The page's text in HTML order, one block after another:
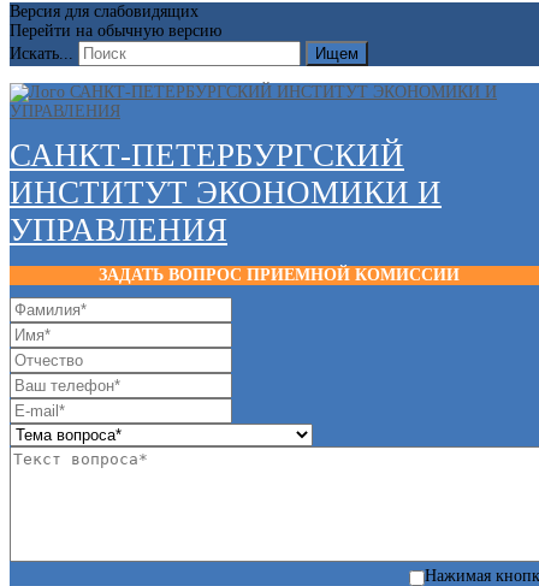
Версия для слабовидящих
Перейти на обычную версию
Искать...
Ищем
САНКТ-ПЕТЕРБУРГСКИЙ
ИНСТИТУТ ЭКОНОМИКИ И
УПРАВЛЕНИЯ
ЗАДАТЬ ВОПРОС ПРИЕМНОЙ КОМИССИИ
Нажимая